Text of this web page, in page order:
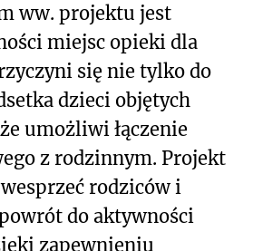
ww. projektu jest
miejsc opieki dla
się nie tylko do
dzieci objętych
umożliwi łączenie
z rodzinnym. Projekt
rodziców i
do aktywności
zapewnieniu